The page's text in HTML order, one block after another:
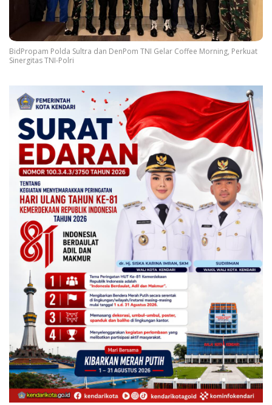
BidPropam Polda Sultra dan DenPom TNI Gelar Coffee Morning, Perkuat
Sinergitas TNI-Polri